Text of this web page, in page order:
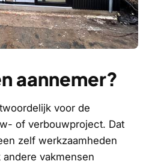
aannemer?
voor de
of verbouwproject. Dat
zelf werkzaamheden
vakmensen